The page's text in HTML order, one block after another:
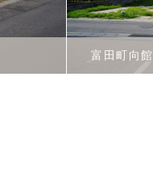
富田町向館